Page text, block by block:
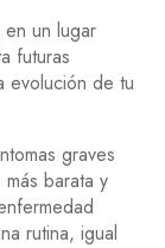
un lugar
futuras
evolución de tu
graves
barata y
rutina, igual